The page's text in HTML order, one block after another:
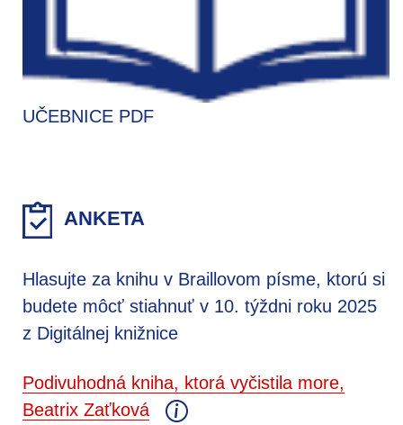
UČEBNICE PDF
ANKETA
Hlasujte za knihu v Braillovom písme, ktorú si
budete môcť stiahnuť v 10. týždni roku 2025
z Digitálnej knižnice
Podivuhodná kniha, ktorá vyčistila more,
Beatrix Zaťková